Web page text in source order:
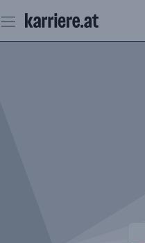
Seiteninhalt
springen